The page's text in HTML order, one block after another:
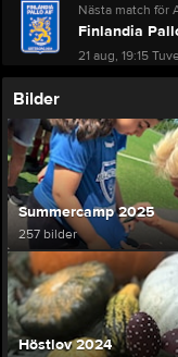
Nästa match för
Finlandia
21 aug, 19:15
Bilder
Summercamp 2025
257 bilder
Höstlov 2024